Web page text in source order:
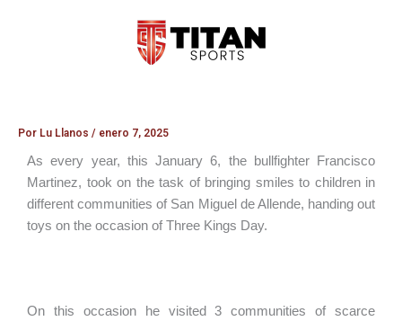
Por Lu Llanos / enero 7, 2025
As every year, this January 6, the bullfighter Francisco
Martinez, took on the task of bringing smiles to children in
different communities of San Miguel de Allende, handing out
toys on the occasion of Three Kings Day.
On this occasion he visited 3 communities of scarce